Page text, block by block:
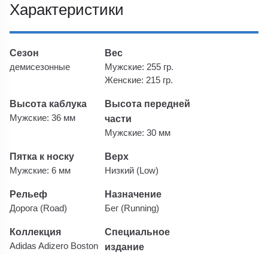
Характеристики
Сезон
демисезонные
Вес
Мужские: 255 гр.
Женские: 215 гр.
Высота каблука
Мужские: 36 мм
Высота передней
части
Мужские: 30 мм
Пятка к носку
Мужские: 6 мм
Верх
Низкий (Low)
Рельеф
Дорога (Road)
Назначение
Бег (Running)
Коллекция
Adidas Adizero Boston
Специальное
издание